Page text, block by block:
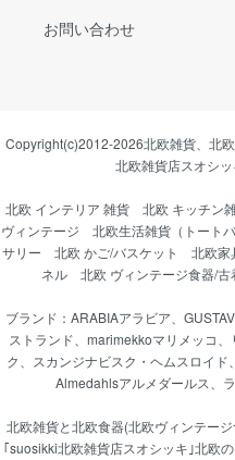
お問い合わせ
Copyright(c)2012-2026北欧雑貨、北
北欧雑貨店スオシッ
北欧 インテリア 雑貨 北欧 キッチン
ヴィンテージ
北欧生活雑貨（トート
サリー
北欧 かご/バスケット 北欧家
ネル
北欧 ヴィンテージ食器/古
ブランド： ARABIAアラビア
ストランド
marimekkoマリメッコ
ク
スカンジナビスク・ヘムスロイド
Almedahlsアルメダールス
北欧雑貨と北欧食器(北欧ヴィンテー
｢suosikki北欧雑貨店スオシッキ｣北欧